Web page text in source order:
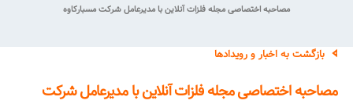
مصاحبه اختصاصی مجله فلزات آنلاین با مدیرعامل شرکت مسبارکاوه
بازگشت به اخبار و رویدادها
مصاحبه اختصاصی مجله فلزات آنلاین با مدیرعامل شرکت